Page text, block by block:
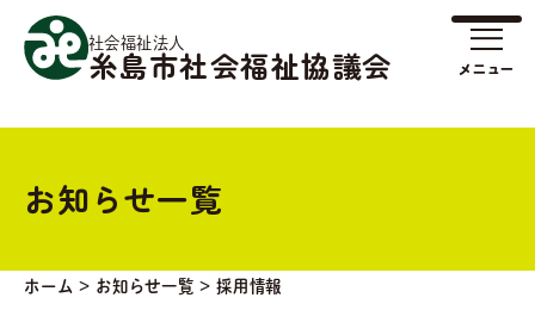
社会福祉法人
糸島市社会福祉協議会
お知らせ一覧
ホーム > お知らせ一覧 >採用情報